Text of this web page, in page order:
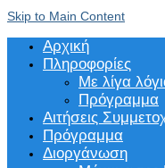
Skip to Main Content
Αρχική
Πληροφορίες
Με λίγα
Πρόγραμμα
Αιτήσεις
Πρόγραμμα
Διοργάνωση